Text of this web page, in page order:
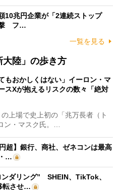
10兆円企業が「2連続ストップ
撃 フ…
一覧を見る
大陸」の歩き方
もおかしくはない」イーロン・マ
スXが抱えるリスクの数々「絶対
上場で史上初の「兆万長者（ト
ン・マスク氏。…
超】銀行、商社、ゼネコンは最高
…
ダリング” SHEIN、TikTok、
転させ…